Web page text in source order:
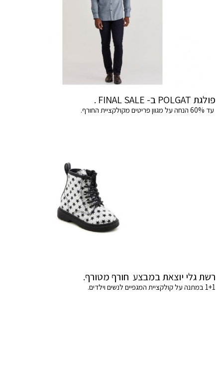
פולגת POLGAT ב- FINAL SALE .
עד 60% הנחה על מגוון פריטים מקולקציית החורף.
רשת גלי יוצאת במבצע חורף מטורף.
1+1 במתנה על קולקציית המגפיים לנשים וילדים.